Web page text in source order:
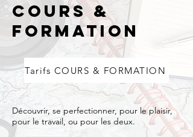
COURS &
FORMATION
Tarifs COURS & FORMATION
Découvrir, se perfectionner, pour le plaisir,
pour le travail, ou pour les deux.